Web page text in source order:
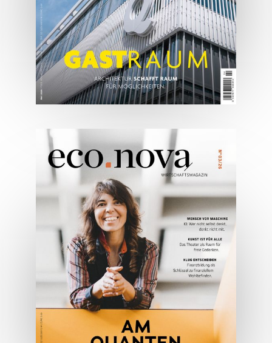
ONLINE LESEN
05/2026
Spezial: Architektur &
Lifestyle Mai 2026
JETZT BESTELLEN
ONLINE LESEN